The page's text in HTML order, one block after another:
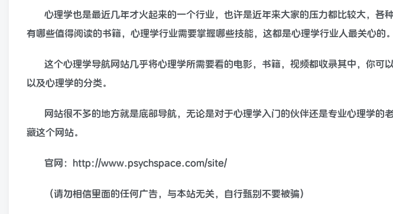
心理学也是最近几年才火起来的一个行业，也许是近年来大家的压力都比较大，各
有哪些值得阅读的书籍，心理学行业需要掌握哪些技能，这都是心理学行业人最关心的。
这个心理学导航网站几乎将心理学所需要看的电影，书籍，视频都收录其中，你可
以及心理学的分类。
网站很不多的地方就是底部导航，无论是对于心理学入门的伙伴还是专业心理学的
藏这个网站。
官网：http://www.psychspace.com/site/
（请勿相信里面的任何广告，与本站无关，自行甄别不要被骗）